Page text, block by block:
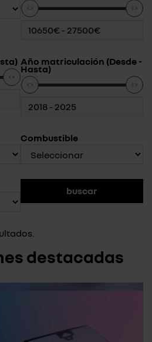
Año matriculación (Desde -
Hasta)
Combustible
destacadas